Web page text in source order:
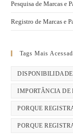
Pesquisa de Marcas e
Registro de Marcas e
Tags Mais
IMPORTÂNCIA DE
PORQUE
PORQUE